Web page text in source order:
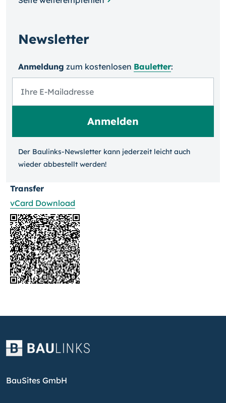
Newsletter
Anmeldung zum kosten­losen Bauletter:
Der Baulinks-Newsletter kann jeder­zeit leicht auch
wieder ab­bestellt werden!
Transfer
vCard Download
BauSites GmbH